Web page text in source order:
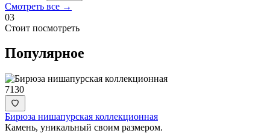
Смотреть все →
03
Стоит посмотреть
Популярное
7130
Бирюза нишапурская коллекционная
Камень, уникальный своим размером.